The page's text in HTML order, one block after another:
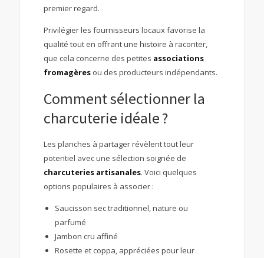
premier regard.
Privilégier les fournisseurs locaux favorise la
qualité tout en offrant une histoire à raconter,
que cela concerne des petites associations
fromagèresou des producteurs indépendants.
Comment sélectionner la
charcuterie idéale ?
Les planches à partager révèlent tout leur
potentiel avec une sélection soignée de
charcuteries artisanales. Voici quelques
options populaires à associer :
Saucisson sec traditionnel, nature ou
parfumé
Jambon cru affiné
Rosette et coppa, appréciées pour leur